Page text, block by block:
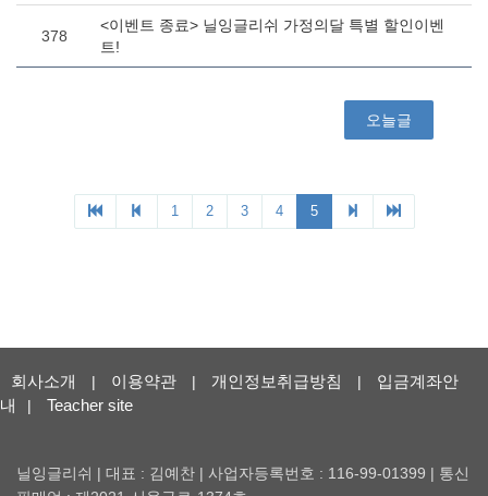
회사소개 | 이용약관 | 개인정보취급방침 |
입금계좌안
내
| Teacher site
닐잉글리쉬 | 대표 : 김예찬 | 사업자등록번호 : 116-99-01399 | 통신